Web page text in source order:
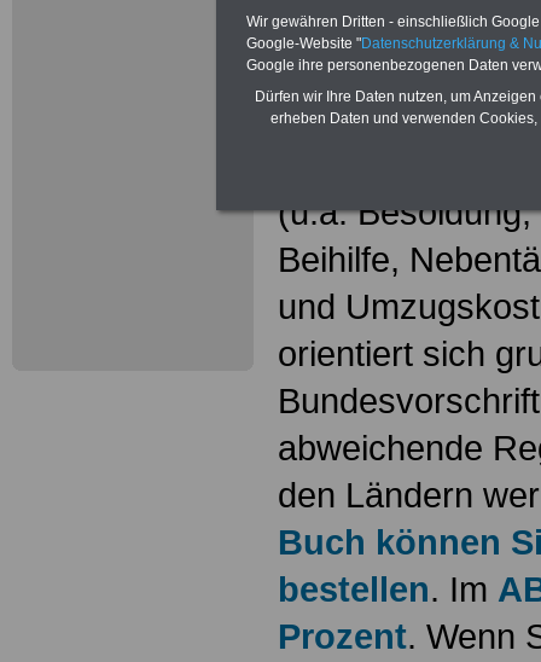
Das beliebte
und Beamte"
(u.a.
Beihilfe,
und
orientiert sich
abweichende
den Ländern
Buch können
bestellen. Im
Prozent. Wenn
Wir gewähren Dritten - einschließlich
Google-Website "Datenschutzerklärung &
Google ihre personenbezogenen Daten
Dürfen wir Ihre Daten nutzen, um
erheben Daten und verwenden